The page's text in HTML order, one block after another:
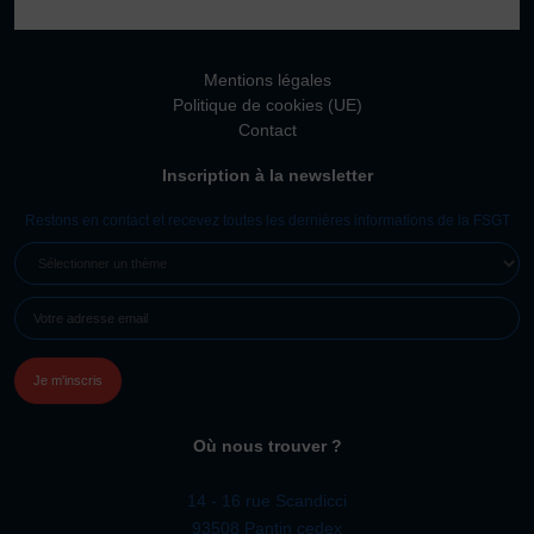
Vivicittà
Réaffiliation
Prise de licence
JE SOUHAITE TROUVER UN COMITÉ
JE SOUHAITE ADHÉRER
Affiliation
Honorabilité
Certificat Médical
Mentions légales
Politique de cookies (UE)
Contact
Inscription à la newsletter
Restons en contact et recevez toutes les dernières informations de la FSGT
UN
(NÉCESSAIRE)
MAIL
Où nous trouver ?
14 - 16 rue Scandicci
93508 Pantin cedex